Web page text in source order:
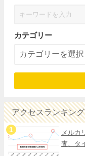
カテゴリー
アクセスランキング
メルカ
査、タ